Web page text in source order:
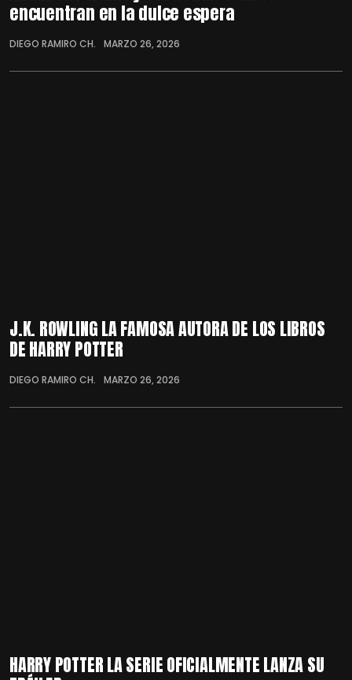
encuentran en la dulce espera
DIEGO RAMIRO CH. MARZO 26, 2026
J.K. ROWLING LA FAMOSA AUTORA DE LOS LIBROS
DE HARRY POTTER
DIEGO RAMIRO CH. MARZO 26, 2026
HARRY POTTER LA SERIE OFICIALMENTE LANZA SU